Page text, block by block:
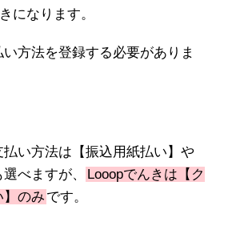
になります。
方法を登録する必要がありま
い方法は【振込用紙払い】や
べますが、
Looopでんきは【ク
】のみ です。